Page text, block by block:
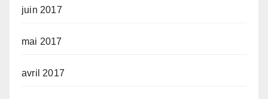
juin 2017
mai 2017
avril 2017